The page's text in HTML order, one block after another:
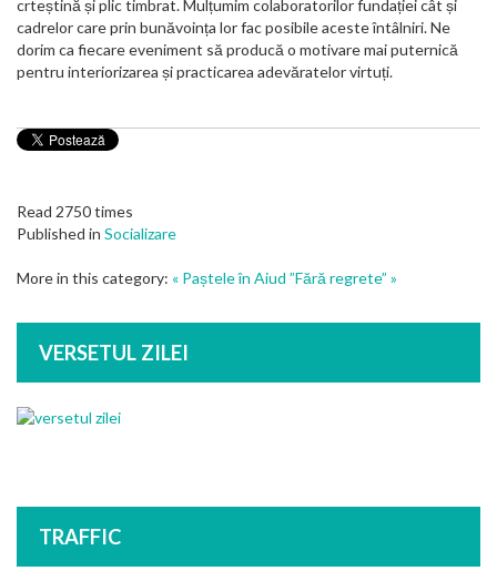
crteștină și plic timbrat. Mulțumim colaboratorilor fundației cât și
cadrelor care prin bunăvoința lor fac posibile aceste întâlniri. Ne
dorim ca fiecare eveniment să producă o motivare mai puternică
pentru interiorizarea și practicarea adevăratelor virtuți.
Read 2750 times
Published in Socializare
More in this category: « Paștele în Aiud ”Fără regrete” »
VERSETUL ZILEI
TRAFFIC